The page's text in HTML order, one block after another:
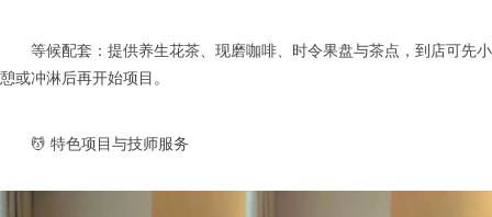
等候配套：提供养生花茶、现磨咖啡、时令果盘与茶点，到店可先小
憩或冲淋后再开始项目。
💆 特色项目与技师服务